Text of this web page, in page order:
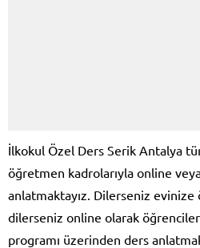
İlkokul Özel Ders Serik Antalya
öğretmen kadrolarıyla online
anlatmaktayız. Dilerseniz
dilerseniz online olarak
programı üzerinden ders